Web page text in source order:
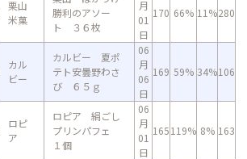
栗山
米菓
勝利のアソー
ト ３６枚
月
01
日
170 66% 11%280
カル
ビー
カルビー 夏ポ
テト安曇野わさ
び ６５ｇ
06
月
06
日
169 59% 34%106
ロピ
ア
ロピア 絹ごし
プリンパフェ
１個
06
月
01
日
165119% 8% 163